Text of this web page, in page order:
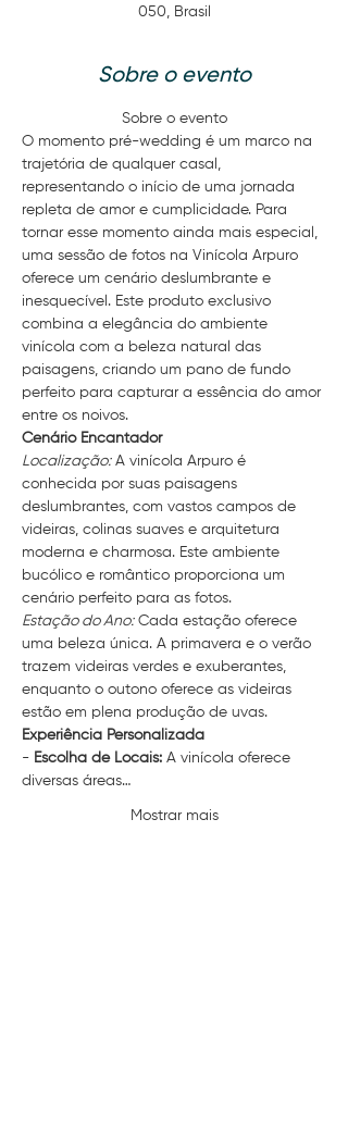
050, Brasil
Sobre o evento
Sobre o evento
O momento pré-wedding é um marco na
trajetória de qualquer casal,
representando o início de uma jornada
repleta de amor e cumplicidade. Para
tornar esse momento ainda mais especial,
uma sessão de fotos na Vinícola Arpuro
oferece um cenário deslumbrante e
inesquecível. Este produto exclusivo
combina a elegância do ambiente
vinícola com a beleza natural das
paisagens, criando um pano de fundo
perfeito para capturar a essência do amor
entre os noivos.
Cenário Encantador
Localização: A vinícola Arpuro é
conhecida por suas paisagens
deslumbrantes, com vastos campos de
videiras, colinas suaves e arquitetura
moderna e charmosa. Este ambiente
bucólico e romântico proporciona um
cenário perfeito para as fotos.
Estação do Ano: Cada estação oferece
uma beleza única. A primavera e o verão
trazem videiras verdes e exuberantes,
enquanto o outono oferece as videiras
estão em plena produção de uvas.
Experiência Personalizada
- Escolha de Locais: A vinícola oferece
diversas áreas…
Mostrar mais